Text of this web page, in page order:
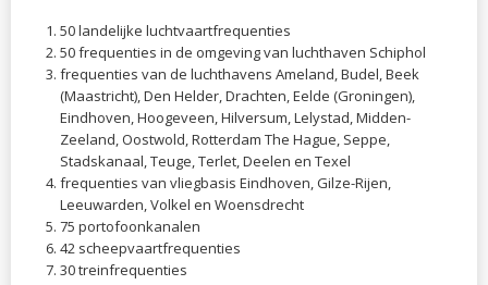
50 landelijke luchtvaartfrequenties
50 frequenties in de omgeving van luchthaven Schiphol
frequenties van de luchthavens Ameland, Budel, Beek
(Maastricht), Den Helder, Drachten, Eelde (Groningen),
Eindhoven, Hoogeveen, Hilversum, Lelystad, Midden-
Zeeland, Oostwold, Rotterdam The Hague, Seppe,
Stadskanaal, Teuge, Terlet, Deelen en Texel
frequenties van vliegbasis Eindhoven, Gilze-Rijen,
Leeuwarden, Volkel en Woensdrecht
75 portofoonkanalen
42 scheepvaartfrequenties
30 treinfrequenties